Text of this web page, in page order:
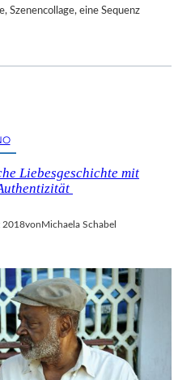
Szenencollage, eine Sequenz
Liebesgeschichte mit
2018vonMichaela Schabel